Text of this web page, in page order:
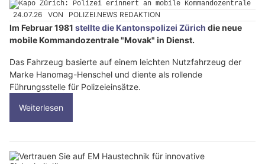
24.07.26 VON POLIZEI.NEWS REDAKTION
Im Februar 1981 stellte die Kantonspolizei Zürich die neue
mobile Kommandozentrale "Movak" in Dienst.
Das Fahrzeug basierte auf einem leichten Nutzfahrzeug der
Marke Hanomag-Henschel und diente als rollende
Führungsstelle für Polizeieinsätze.
Weiterlesen